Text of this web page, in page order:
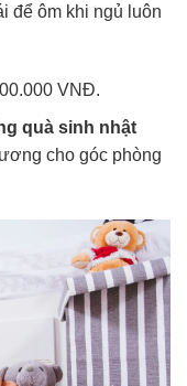
để ôm khi ngủ luôn
VNĐ.
quà sinh nhật
cho góc phòng